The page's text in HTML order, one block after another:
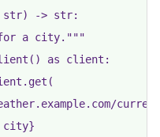
str) -> str:
a city."""
as client: